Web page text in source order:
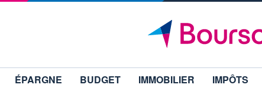
ÉPARGNE BUDGET IMMOBILIER IMPÔTS